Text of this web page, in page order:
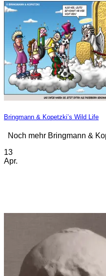
Bringmann & Kopetzki’s Wild Life
Noch mehr Bringmann &
13
Apr.